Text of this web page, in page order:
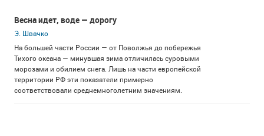
Весна идет, воде — дорогу
Э. Швачко
На большей части России — от Поволжья до побережья
Тихого океана — минувшая зима отличилась суровыми
морозами и обилием снега. Лишь на части европейской
территории РФ эти показатели примерно
соответствовали среднемноголетним значениям.